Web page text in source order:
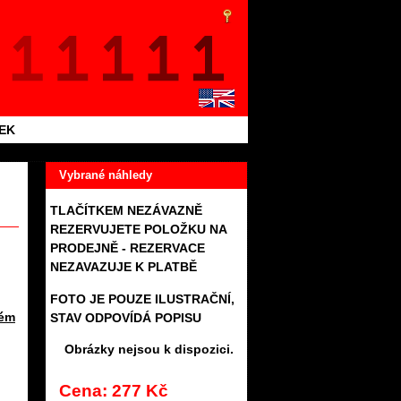
Vybrané náhledy
TLAČÍTKEM NEZÁVAZNĚ
REZERVUJETE POLOŽKU NA
PRODEJNĚ - REZERVACE
NEZAVAZUJE K PLATBĚ
FOTO JE POUZE ILUSTRAČNÍ,
STAV ODPOVÍDÁ POPISU
Obrázky nejsou k dispozici.
Cena: 277 Kč